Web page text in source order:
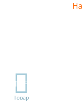
TOP
Товар